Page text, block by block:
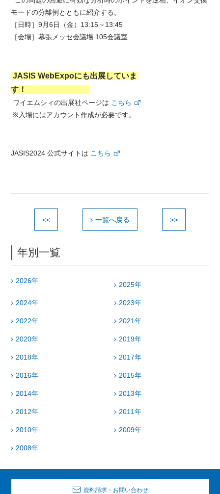
モードの分離例とともに紹介する。
［日時］9月6日（金）13:15～13:45
［会場］幕張メッセ会議場 105会議室
JASIS WebExpoにも出展していま
す！
ワイエムシィの出展社ページは こちら
※入場にはアカウント作成が必要です。
JASIS2024 公式サイトは こちら
<< 一覧へ戻る >>
年別一覧
2026年 2025年
2024年 2023年
2022年 2021年
2020年 2019年
2018年 2017年
2016年 2015年
2014年 2013年
2012年 2011年
2010年 2009年
2008年
資料請求・お問い合わせ